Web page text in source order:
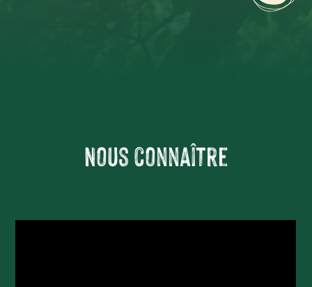
Nous connaître